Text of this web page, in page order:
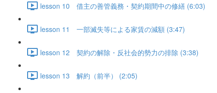
lesson 10 借主の善管義務・契約期間中の修繕 (6:03)
lesson 11 一部滅失等による家賃の減額 (3:47)
lesson 12 契約の解除・反社会的勢力の排除 (3:38)
lesson 13 解約（前半） (2:05)